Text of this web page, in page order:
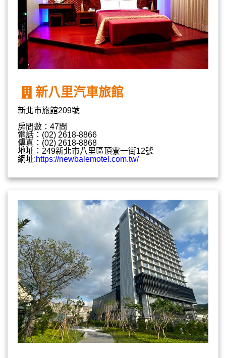
新八里汽車旅館
新北市旅館209號
房間數：47間
電話：(02) 2618-8866
傳真：(02) 2618-8868
地址：249新北市八里區頂寮一街12號
網址:https://newbalemotel.com.tw/